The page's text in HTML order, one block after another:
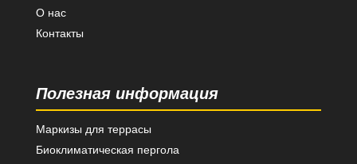
О нас
Контакты
Полезная информация
Маркизы для террасы
Биоклиматическая пергола